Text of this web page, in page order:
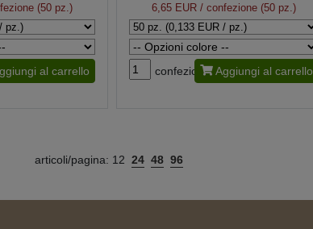
(50 pz.)
al carrello
6,65 EUR/ confezione (50 pz.)
confezione Aggiungi al carrello
articoli/pagina: 12 24 48 96